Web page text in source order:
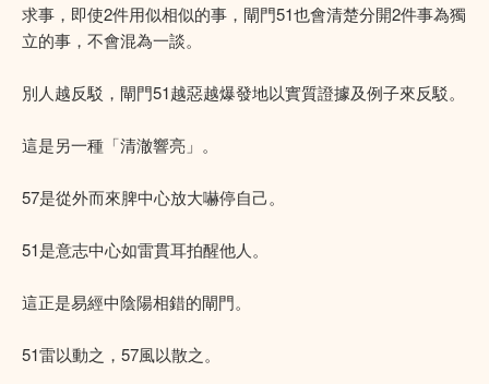
求事，即使2件用似相似的事，閘門51也會清楚分開2件事為獨
立的事，不會混為一談。
別人越反駁，閘門51越惡越爆發地以實質證據及例子來反駁。
這是另一種「清澈響亮」。
57是從外而來脾中心放大嚇停自己。
51是意志中心如雷貫耳拍醒他人。
這正是易經中陰陽相錯的閘門。
51雷以動之，57風以散之。